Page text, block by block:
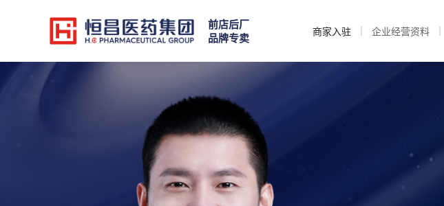
前店后厂
品牌专卖
商家入驻 企业经营资料